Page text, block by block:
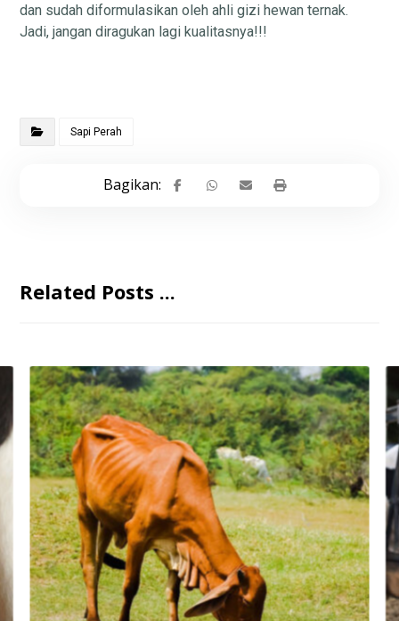
dan sudah diformulasikan oleh ahli gizi hewan ternak.
Jadi, jangan diragukan lagi kualitasnya!!!
Sapi Perah
Related Posts ...